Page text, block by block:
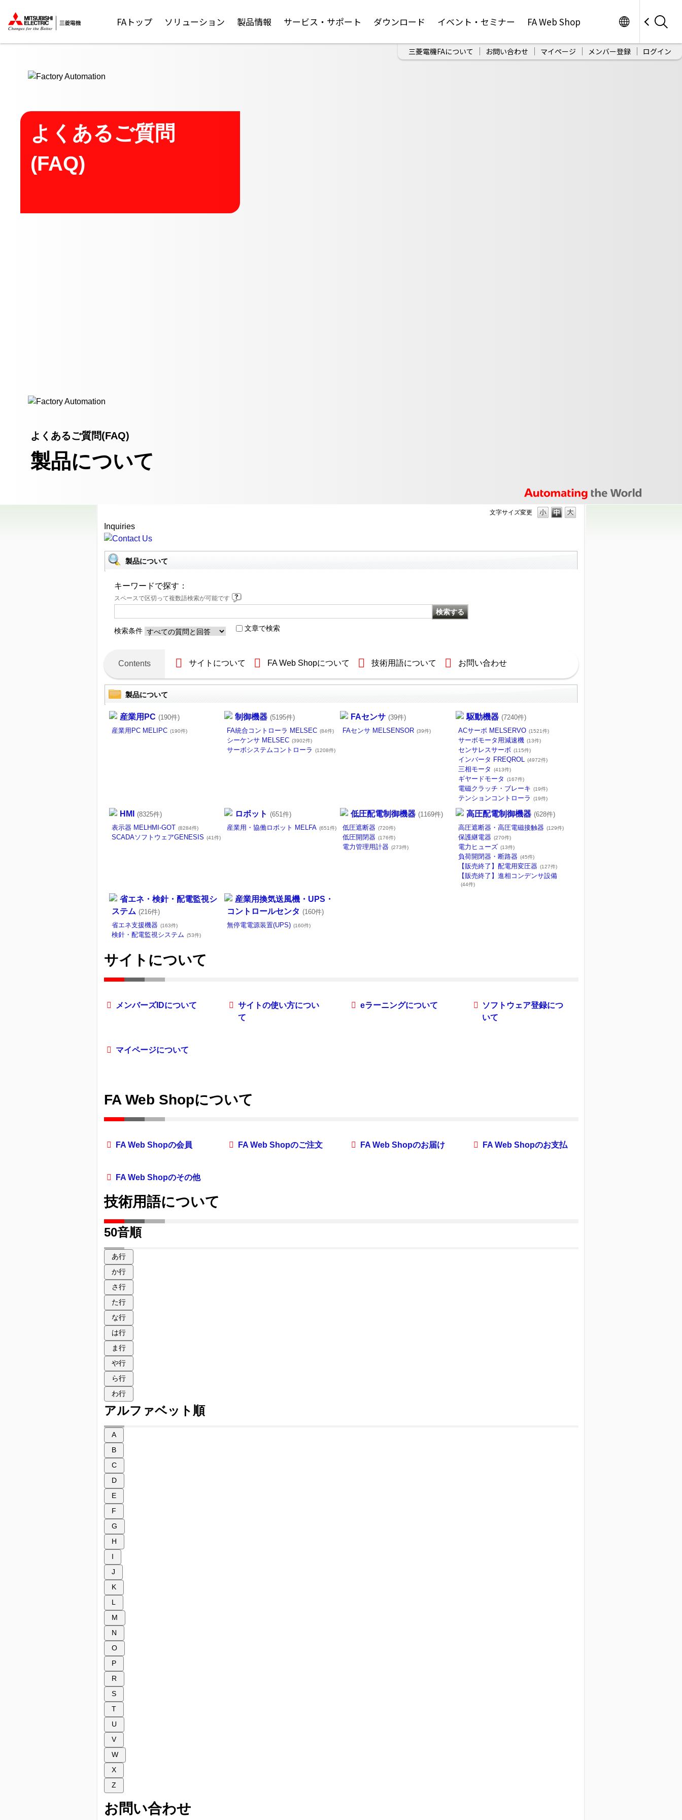
FAトップ ソリューション 製品情報 サービス・サポート ダウンロード イベント・セミナー FA Web Shop
三菱電機FAについて お問い合わせ マイページ メンバー登録 ログイン
よくあるご質問
(FAQ)
よくあるご質問(FAQ)
製品について
文字サイズ変更
Inquiries
製品について
キーワードで探す：
スペースで区切って複数語検索が可能です
検索条件 文章で検索
サイトについて FA Web Shopについて 技術用語について お問い合わせ
製品について
産業用PC (190件)
産業用PC MELIPC (190件)
制御機器 (5195件)
FA統合コントローラ MELSEC (84件)
シーケンサ MELSEC (3902件)
サーボシステムコントローラ (1208件)
FAセンサ (39件)
FAセンサ MELSENSOR (39件)
駆動機器 (7240件)
ACサーボ MELSERVO (1521件)
サーボモータ用減速機 (13件)
センサレスサーボ (115件)
インバータ FREQROL (4972件)
三相モータ (413件)
ギヤードモータ (167件)
電磁クラッチ・ブレーキ (19件)
テンションコントローラ (19件)
HMI
(8325件)
表示器 MELHMI-GOT (8284件)
SCADAソフトウェアGENESIS (41件)
ロボット (651件)
産業用・協働ロボット MELFA (651件)
低圧配電制御機器 (1169件)
低圧遮断器 (720件)
低圧開閉器 (176件)
電力管理用計器 (273件)
高圧配電制御機器 (628件)
高圧遮断器・高圧電磁接触器 (129件)
保護継電器 (270件)
電力ヒューズ (13件)
負荷開閉器・断路器 (45件)
【販売終了】配電用変圧器 (127件)
【販売終了】進相コンデンサ設備
(44件)
省エネ・検針・配電監視シ
ステム (216件)
省エネ支援機器 (163件)
検針・配電監視システム (53件)
産業用換気送風機・UPS・
コントロールセンタ (160件)
無停電電源装置(UPS) (160件)
サイトについて
メンバーズIDについて
サイトの使い方につい
て
eラーニングについて
ソフトウェア登録につ
いて
マイページについて
FA Web Shopについて
FA Web Shopの会員 FA Web Shopのご注文 FA Web Shopのお届け FA Web Shopのお支払
FA Web Shopのその他
技術用語について
50音順
あ行
か行
さ行
た行
な行
は行
ま行
や行
ら行
わ行
アルファベット順
A
B
C
D
E
F
G
H
I
J
K
L
M
N
O
P
R
S
T
U
V
W
X
Z
お問い合わせ